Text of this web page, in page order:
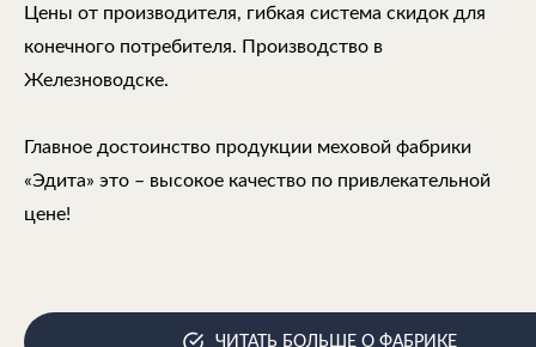
Цены от производителя, гибкая система скидок для
конечного потребителя. Производство в
Железноводске.
Главное достоинство продукции меховой фабрики
«Эдита» это – высокое качество по привлекательной
цене!
ЧИТАТЬ БОЛЬШЕ О ФАБРИКЕ